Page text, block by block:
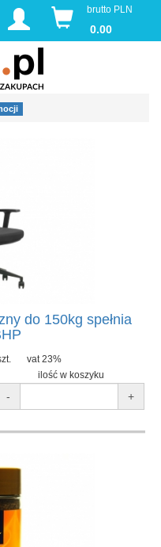
brutto PLN
0.00
do 150kg spełnia
vat 23%
ilość w koszyku
- +